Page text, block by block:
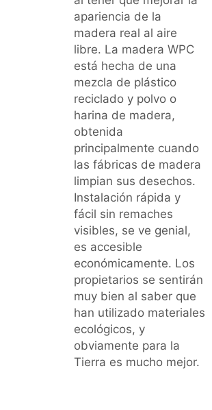
apariencia de la
madera real al aire
libre. La madera WPC
está hecha de una
mezcla de plástico
reciclado y polvo o
harina de madera,
obtenida
principalmente cuando
las fábricas de madera
limpian sus desechos.
Instalación rápida y
fácil sin remaches
visibles, se ve genial,
es accesible
económicamente. Los
propietarios se sentirán
muy bien al saber que
han utilizado materiales
ecológicos, y
obviamente para la
Tierra es mucho mejor.